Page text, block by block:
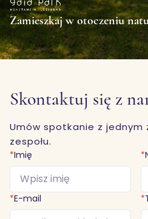
Zamieszkaj w otoczeniu
Skontaktuj się z
Umów spotkanie z jednym
zespołu.
*Imię *
*E-mail *